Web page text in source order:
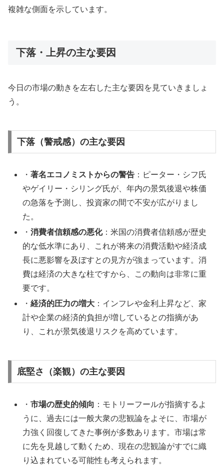
複雑な側面を示しています。
下落・上昇の主な要因
今日の市場の動きを左右した主な要因を見ていきましょ
う。
下落（警戒感）の主な要因
・著名エコノミストからの警告 ：ピーター・シフ氏
やゲイリー・シリング氏が、年内の景気後退や株価
の急落を予測し、投資家の間で不安が広がりまし
た。
・消費者信頼感の悪化：米国の消費者信頼感が歴史
的な低水準にあり、これが将来の消費活動や経済成
長に悪影響を及ぼすとの見方が強まっています。消
費は経済の大きな柱ですから、この動向は非常に重
要です。
・経済的圧力の増大 ：インフレや金利上昇など、家
計や企業の経済的負担が増しているとの指摘があ
り、これが景気後退リスクを高めています。
底堅さ（楽観）の主な要因
・市場の歴史的傾向 ：モトリーフールが指摘するよ
うに、過去には一般大衆の悲観論をよそに、市場が
力強く回復してきた事例が多数あります。市場は常
に先を見越して動くため、現在の悲観論がすでに織
り込まれている可能性も考えられます。